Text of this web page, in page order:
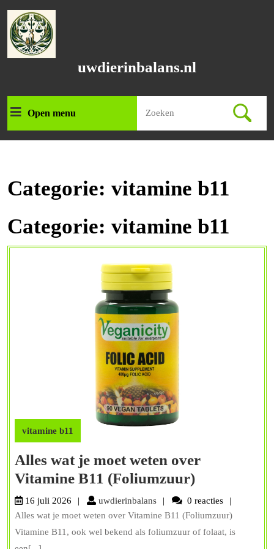
naar
inhoud
uwdierinbalans.nl
Open menuOpen
menu
naar:
Categorie: vitamine b11
Categorie: vitamine b11
vitamine b11
Alles wat je moet weten over
Vitamine B11 (Foliumzuur)Alles
wat
je
moet
16 juli 2026 uwdierinbalansuwdierinbalans
0 reacties
Alles wat je moet weten over Vitamine B11 (Foliumzuur)
Vitamine B11, ook wel bekend als foliumzuur of folaat, is